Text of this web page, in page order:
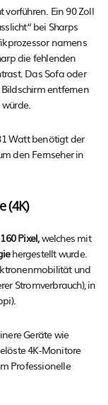
vorführen. Ein 90 Zoll
bei Sharps
namens
die fehlenden
Das Sofa oder
entfernen
Watt benötigt der
den Fernseher in
(4K)
Pixel,welches mit
hergestellt wurde.
und
Stromverbrauch), in
Geräte wie
4K-Monitore
Professionelle